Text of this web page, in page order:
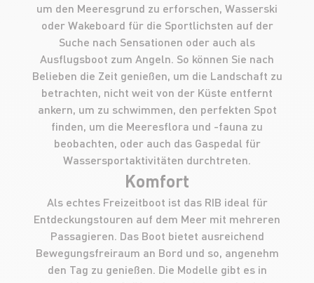
um den Meeresgrund zu erforschen, Wasserski
oder Wakeboard für die Sportlichsten auf der
Suche nach Sensationen oder auch als
Ausflugsboot zum Angeln. So können Sie nach
Belieben die Zeit genießen, um die Landschaft zu
betrachten, nicht weit von der Küste entfernt
ankern, um zu schwimmen, den perfekten Spot
finden, um die Meeresflora und -fauna zu
beobachten, oder auch das Gaspedal für
Wassersportaktivitäten durchtreten.
Komfort
Als echtes Freizeitboot ist das RIB ideal für
Entdeckungstouren auf dem Meer mit mehreren
Passagieren. Das Boot bietet ausreichend
Bewegungsfreiraum an Bord und so, angenehm
den Tag zu genießen. Die Modelle gibt es in